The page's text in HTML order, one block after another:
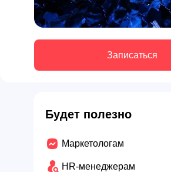
Записаться
Будет полезно
Маркетологам
HR-менеджерам